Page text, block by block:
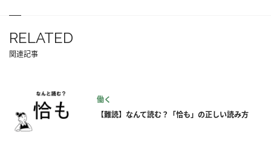
RELATED
関連記事
働く
【難読】なんて読む？「恰も」の正しい読み方